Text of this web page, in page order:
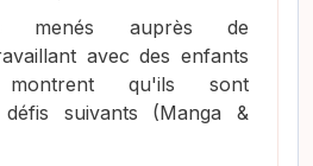
menés auprès de
avec des enfants
montrent qu'ils sont
suivants (Manga &